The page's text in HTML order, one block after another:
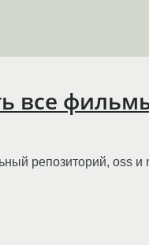
все
репозиторий, oss и